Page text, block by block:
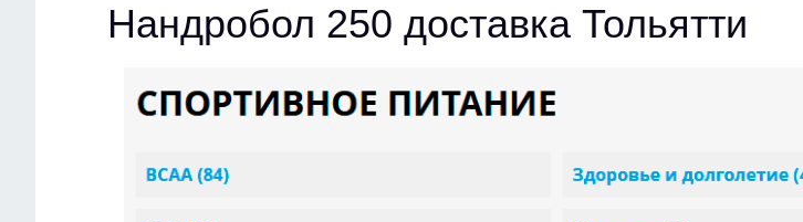
Нандробол 250 доставка Тольятти